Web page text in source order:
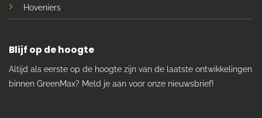
Hoveniers
Blijf op de hoogte
Altijd als eerste op de hoogte zijn van de laatste ontwikkelingen
binnen GreenMax? Meld je aan voor onze nieuwsbrief!